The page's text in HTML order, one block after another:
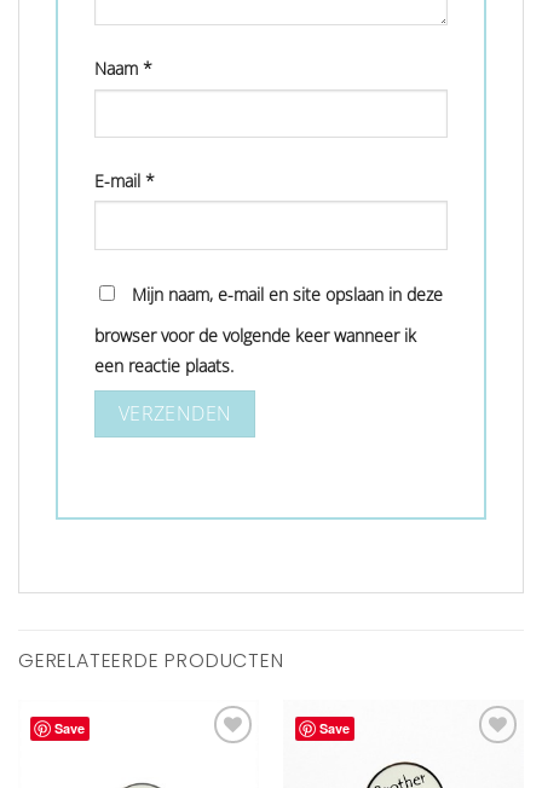
Naam *
E-mail *
Mijn naam, e-mail en site opslaan in deze
browser voor de volgende keer wanneer ik
een reactie plaats.
GERELATEERDE PRODUCTEN
Save
Save